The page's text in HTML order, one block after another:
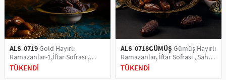
ALS-0719Gold Hayırlı
Ramazanlar-1,İftar Sofrası ,
Sahur Sofrası, Ayna Pleksi Pasta
TÜKENDİ
ALS-0718GÜMÜŞGümüş Hayırlı
Ramazanlar, İftar Sofrası , Sahur
Sofrası, Ayna Pleksi Pasta Üstü
TÜKENDİ